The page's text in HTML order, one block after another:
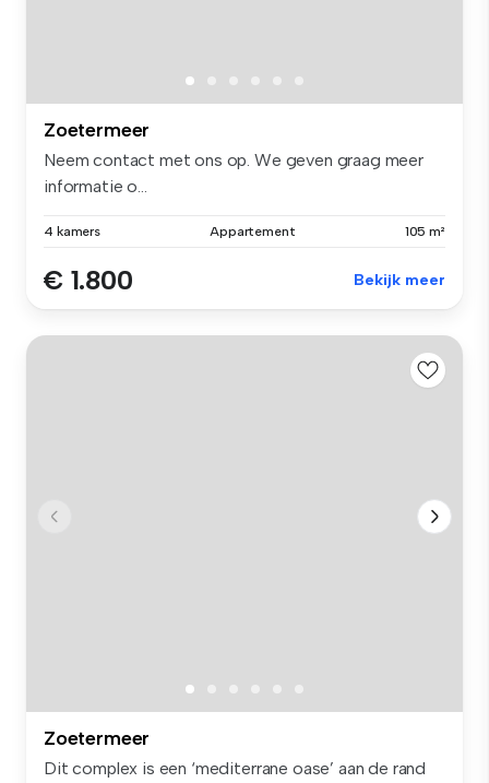
Zoetermeer
Neem contact met ons op. We geven graag meer
informatie o...
4 kamers Appartement 105 m²
€ 1.800 Bekijk meer
Zoetermeer
Dit complex is een ‘mediterrane oase’ aan de rand